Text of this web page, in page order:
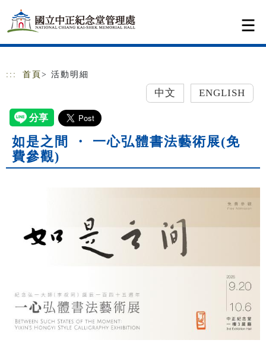
跳到主要內容
網站導覽
::: 首頁 > 活動明細
中文 ENGLISH
如是之間 ・ 一心弘體書法藝術展(免
費參觀)